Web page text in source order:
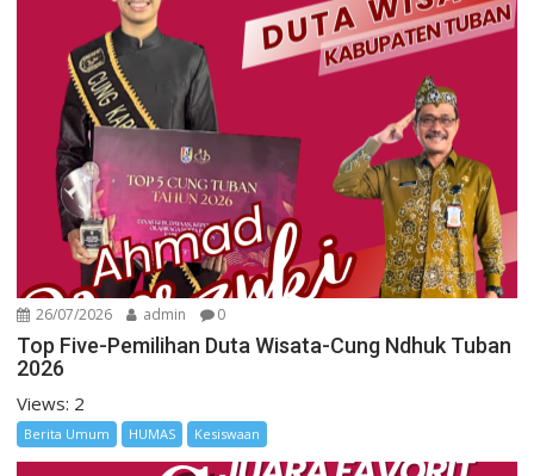
26/07/2026 admin 0
Top Five-Pemilihan Duta Wisata-Cung Ndhuk Tuban
2026
Views: 2
Berita Umum HUMAS Kesiswaan